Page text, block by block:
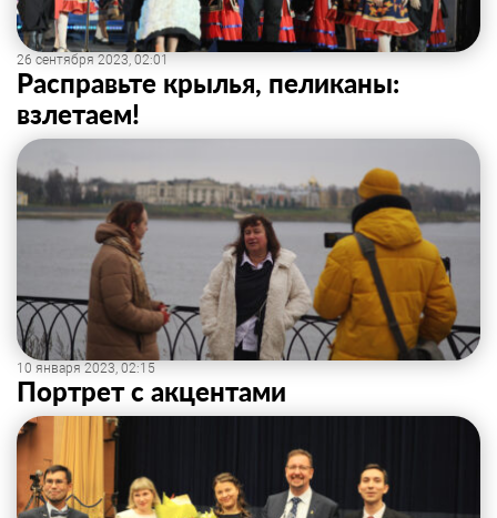
26 сентября 2023, 02:01
Расправьте крылья, пеликаны:
взлетаем!
10 января 2023, 02:15
Портрет с акцентами